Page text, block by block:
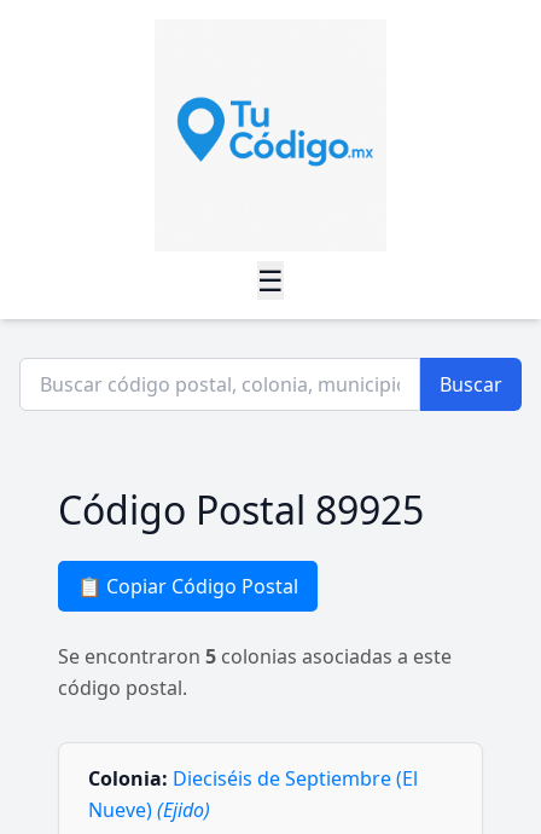
☰
Buscar
Código Postal 89925
📋 Copiar Código Postal
Se encontraron 5 colonias asociadas a este
código postal.
Colonia: Dieciséis de Septiembre (El
Nueve)(Ejido)